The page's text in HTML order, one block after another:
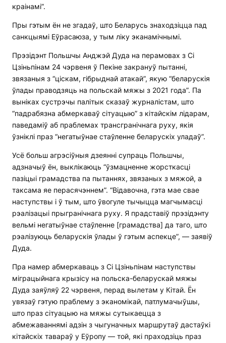
краінамі”.
Пры гэтым ён не згадаў, што Беларусь знаходзіцца пад
санкцыямі Еўрасаюза, у тым ліку эканамічнымі.
Прэзідэнт Польшчы Анджэй Дуда на перамовах з Сі
Цзіньпінам 24 чэрвеня ў Пекіне закрануў пытанні,
звязаныя з “ціскам, гібрыднай атакай”, якую “беларускія
ўлады праводзяць на польскай мяжы з 2021 года”. Па
выніках сустрэчы палітык сказаў журналістам, што
“падрабязна абмеркаваў сітуацыю” з кітайскім лідарам,
паведаміў аб праблемах трансгранічнага руху, якія
ўзніклі праз “негатыўнае стаўленне беларускіх уладаў”.
Усё больш агрэсіўныя дзеянні супраць Польшчы,
адзначыў ён, выклікаюць “ўзмацненне жорсткасці
пазіцыі грамадства па пытаннях, звязаных з мяжой, а
таксама яе перасячэннем”. “Відавочна, гэта мае свае
наступствы і ў тым, што ўвогуле тычыцца магчымасці
рэалізацыі прыгранічнага руху. Я прадставіў прэзідэнту
вельмі негатыўнае стаўленне [грамадства] да таго, што
рэалізуюць беларускія ўлады ў гэтым аспекце”, — заявіў
Дуда.
Пра намер абмеркаваць з Сі Цзіньпінам наступствы
міграцыйнага крызісу на польска-беларускай мяжы
Дуда заяўляў 22 чэрвеня, перад вылетам у Кітай. Ён
увязаў гэтую праблему з эканомікай, патлумачыўшы,
што праз сітуацыю на мяжы сутыкаецца з
абмежаваннямі адзін з чыгуначных маршрутаў дастаўкі
кітайскіх тавараў у Еўропу — той, які праходзіць праз